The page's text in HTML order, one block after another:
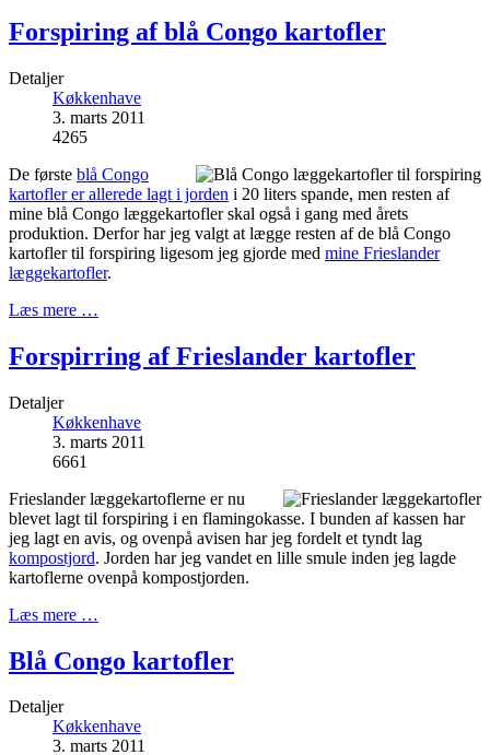
Forspiring af blå Congo kartofler
Detaljer
Køkkenhave
3. marts 2011
4265
De første blå Congo
kartofler er allerede lagt i jorden i 20 liters spande, men resten af
mine blå Congo læggekartofler skal også i gang med årets
produktion. Derfor har jeg valgt at lægge resten af de blå Congo
kartofler til forspiring ligesom jeg gjorde med mine Frieslander
læggekartofler.
Læs mere …
Forspirring af Frieslander kartofler
Detaljer
Køkkenhave
3. marts 2011
6661
Frieslander læggekartoflerne er nu
blevet lagt til forspiring i en flamingokasse. I bunden af kassen har
jeg lagt en avis, og ovenpå avisen har jeg fordelt et tyndt lag
kompostjord. Jorden har jeg vandet en lille smule inden jeg lagde
kartoflerne ovenpå kompostjorden.
Læs mere …
Blå Congo kartofler
Detaljer
Køkkenhave
3. marts 2011